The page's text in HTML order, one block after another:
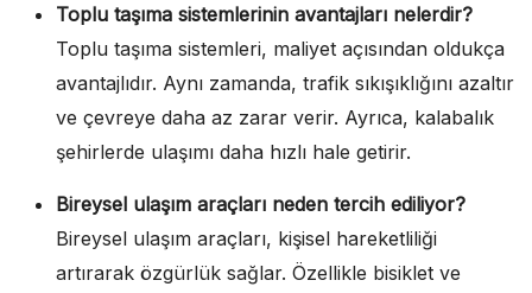
Toplu taşıma sistemlerinin avantajları nelerdir?
Toplu taşıma sistemleri, maliyet açısından oldukça
avantajlıdır. Aynı zamanda, trafik sıkışıklığını azaltır
ve çevreye daha az zarar verir. Ayrıca, kalabalık
şehirlerde ulaşımı daha hızlı hale getirir.
Bireysel ulaşım araçları neden tercih ediliyor?
Bireysel ulaşım araçları, kişisel hareketliliği
artırarak özgürlük sağlar. Özellikle bisiklet ve